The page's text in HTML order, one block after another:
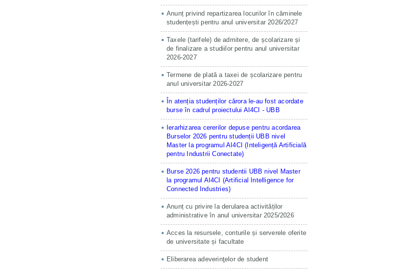
Anunț privind repartizarea locurilor în căminele
studențești pentru anul universitar 2026/2027
Taxele (tarifele) de admitere, de școlarizare și
de finalizare a studiilor pentru anul universitar
2026-2027
Termene de plată a taxei de școlarizare pentru
anul universitar 2026-2027
În atenția studenților cărora le-au fost acordate
burse în cadrul proiectului AI4CI - UBB
Ierarhizarea cererilor depuse pentru acordarea
Burselor 2026 pentru studenții UBB nivel
Master la programul AI4CI (Inteligență Artificială
pentru Industrii Conectate)
Burse 2026 pentru studentii UBB nivel Master
la programul AI4CI (Artificial Intelligence for
Connected Industries)
Anunț cu privire la derularea activităților
administrative în anul universitar 2025/2026
Acces la resursele, conturile și serverele oferite
de universitate și facultate
Eliberarea adeverinţelor de student